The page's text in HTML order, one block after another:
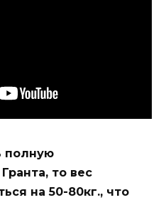
полную
то вес
на 50-80кг., что